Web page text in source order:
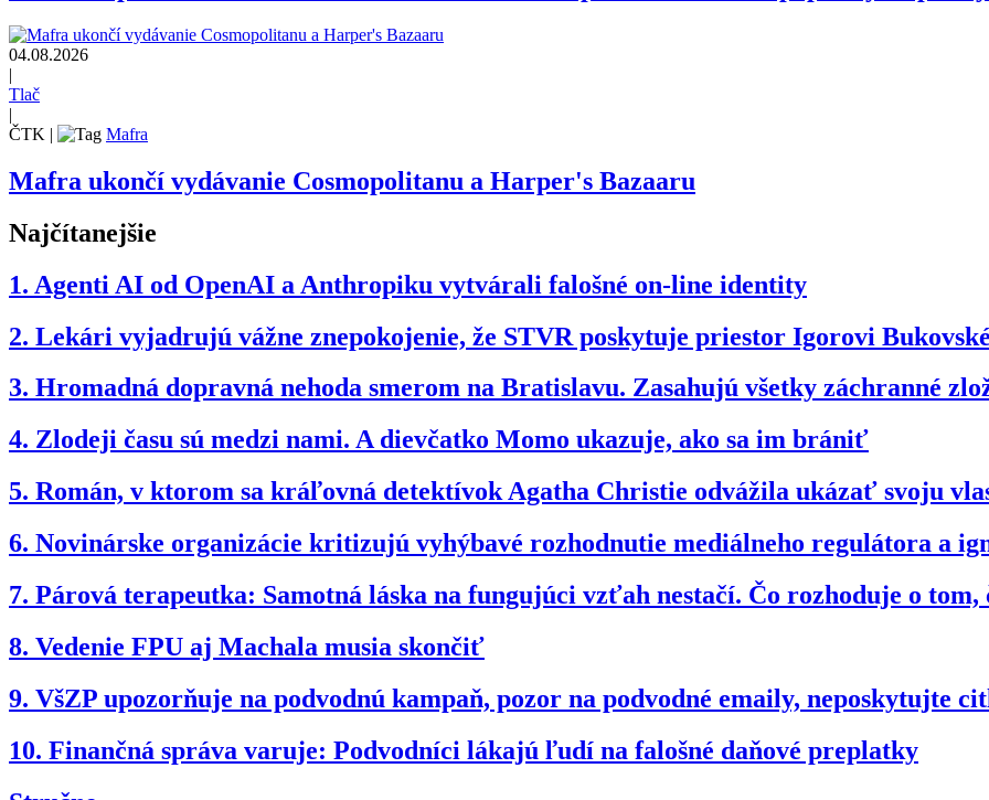
04.08.2026
|
Tlač
|
ČTK | Mafra
Mafra ukončí vydávanie Cosmopolitanu a Harper's Bazaaru
Najčítanejšie
1. Agenti AI od OpenAI a Anthropiku vytvárali falošné on-line identity
2. Lekári vyjadrujú vážne znepokojenie, že STVR poskytuje priestor Igorovi
3. Hromadná dopravná nehoda smerom na Bratislavu. Zasahujú všetky záchranné
4. Zlodeji času sú medzi nami. A dievčatko Momo ukazuje, ako sa im brániť
5. Román, v ktorom sa kráľovná detektívok Agatha Christie odvážila ukázať svoju
6. Novinárske organizácie kritizujú vyhýbavé rozhodnutie mediálneho regulátora a
7. Párová terapeutka: Samotná láska na fungujúci vzťah nestačí. Čo rozhoduje o
8. Vedenie FPU aj Machala musia skončiť
9. VšZP upozorňuje na podvodnú kampaň, pozor na podvodné emaily, neposkytujte
10. Finančná správa varuje: Podvodníci lákajú ľudí na falošné daňové preplatky